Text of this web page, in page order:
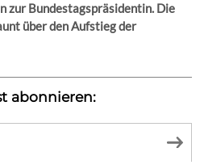
zur Bundestagspräsidentin. Die
über den Aufstieg der
abonnieren: